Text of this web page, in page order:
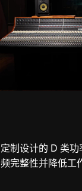
定制设计的 D 类
频完整性并降低工